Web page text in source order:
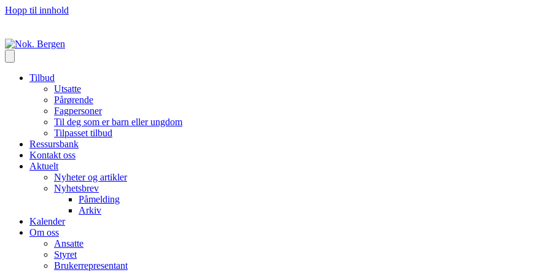
Hopp til innhold
Tilbud
Utsatte
Pårørende
Fagpersoner
Til deg som er barn eller ungdom
Tilpasset tilbud
Ressursbank
Kontakt oss
Aktuelt
Nyheter og artikler
Nyhetsbrev
Påmelding
Arkiv
Kalender
Om oss
Ansatte
Styret
Brukerrepresentant